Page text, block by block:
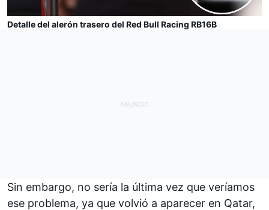
Detalle del alerón trasero del Red Bull Racing RB16B
Sin embargo, no sería la última vez que veríamos
ese problema, ya que volvió a aparecer en Qatar,